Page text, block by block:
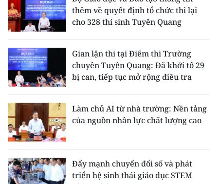
thêm về quyết định tổ chức thi lại
cho 328 thí sinh Tuyên Quang
Gian lận thi tại Điểm thi Trường
chuyên Tuyên Quang: Đã khởi tố 29
bị can, tiếp tục mở rộng điều tra
Làm chủ AI từ nhà trường: Nền tảng
của nguồn nhân lực chất lượng cao
Đẩy mạnh chuyển đổi số và phát
triển hệ sinh thái giáo dục STEM